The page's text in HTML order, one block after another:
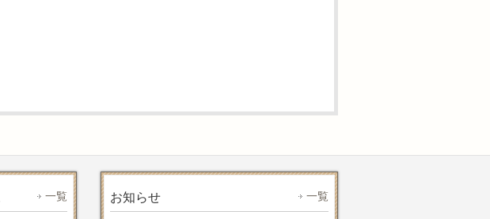
一覧 お知らせ 一覧